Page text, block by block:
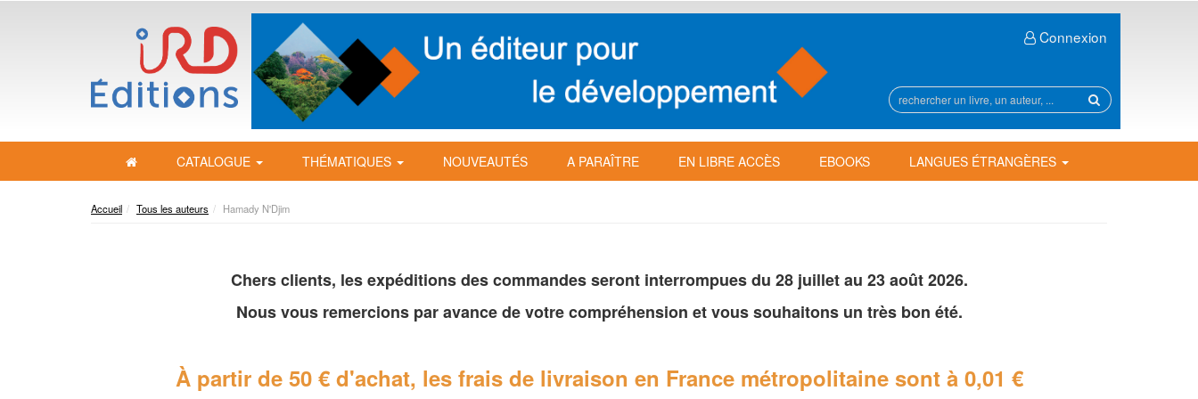
Connexion
sur
site
CATALOGUE
THÉMATIQUES NOUVEAUTÉS A PARAÎTRE EN LIBRE ACCÈS EBOOKS LANGUES ÉTRANGÈRES
Accueil Tous les auteurs Hamady N'Djim
Chers clients, les expéditions des commandes seront interrompues du 28 juillet au 23 août 2026.
Nous vous remercions par avance de votrecompréhension et vous souhaitons un très bon été.
À partir de 50 € d'achat, les frais de livraison en France métropolitainesont à 0,01 €